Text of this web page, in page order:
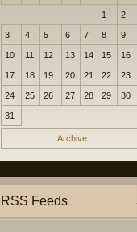
1 2
3 4 5 6 7 8 9
10 11 12 13 14 15 16
17 18 19 20 21 22 23
24 25 26 27 28 29 30
31
Archive
RSS Feeds